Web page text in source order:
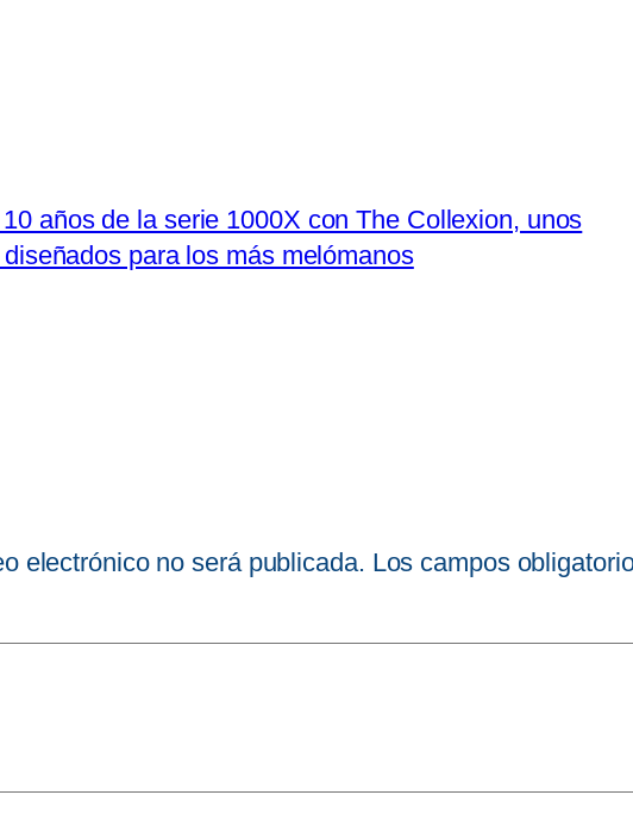
años de la serie 1000X con The Collexion, unos
para los más melómanos
electrónico no será publicada. Los campos